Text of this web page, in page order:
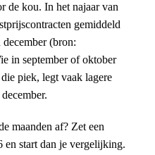
de kou. In het najaar van
gemiddeld
december (bron:
in september of oktober
piek, legt vaak lagere
maanden af? Zet een
en start dan je vergelijking.